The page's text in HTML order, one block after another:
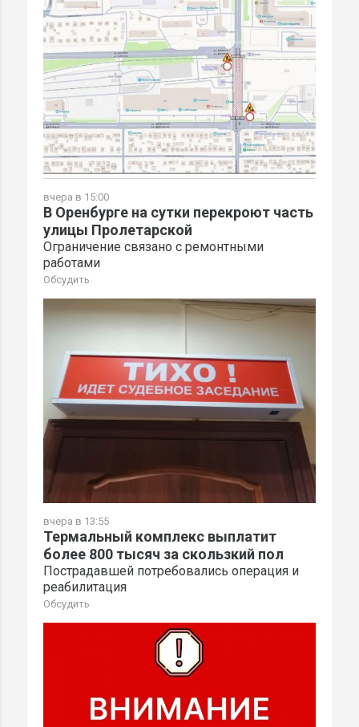
вчера в 15:00
В Оренбурге на сутки перекроют часть
улицы Пролетарской
Ограничение связано с ремонтными
работами
Обсудить
вчера в 13:55
Термальный комплекс выплатит
более 800 тысяч за скользкий пол
Пострадавшей потребовались операция и
реабилитация
Обсудить